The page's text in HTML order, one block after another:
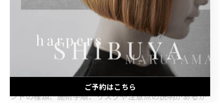
ングが非常に重要です。カウンセリング時には、髪の悩
みや過去の施術履歴、普段のヘアケア方法などを詳しく
伝えることがポイントです。スタイリストが髪質やダメ
ージレベルを正確に把握することで、最適な施術プラン
を提案してもらえます。
確認すべき点としては、使用する薬剤や改善トリートメ
ントの種類、施術手順、リスクや注意点の説明があるか
ご予約はこちら